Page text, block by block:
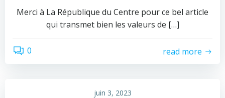
Merci à La République du Centre pour ce bel article
qui transmet bien les valeurs de […]
0 read more
juin 3, 2023